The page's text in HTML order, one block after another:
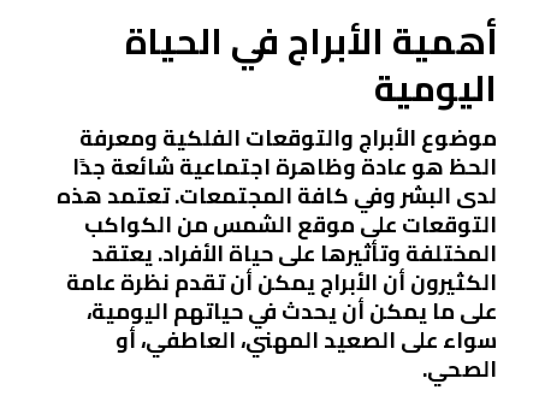
أهمية الأبراج في الحياة
اليومية
موضوع الأبراج والتوقعات الفلكية ومعرفة
الحظ هو عادة وظاهرة اجتماعية شائعة جدًا
لدى البشر وفي كافة المجتمعات. تعتمد هذه
التوقعات على موقع الشمس من الكواكب
المختلفة وتأثيرها على حياة الأفراد. يعتقد
الكثيرون أن الأبراج يمكن أن تقدم نظرة عامة
على ما يمكن أن يحدث في حياتهم اليومية،
سواء على الصعيد المهني، العاطفي، أو
الصحي.